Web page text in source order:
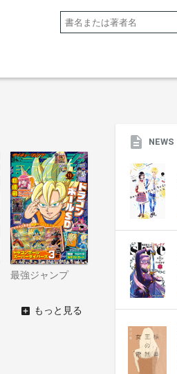
最強ジャンプ
NEWS